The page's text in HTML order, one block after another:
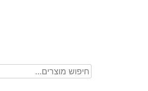
חיפוש
עבור: